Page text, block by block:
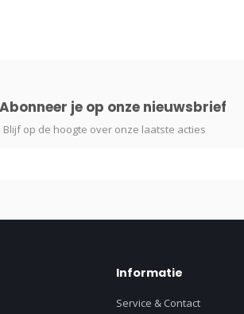
je op onze nieuwsbrief
Blijf op de hoogte over onze laatste acties
Informatie
Service & Contact